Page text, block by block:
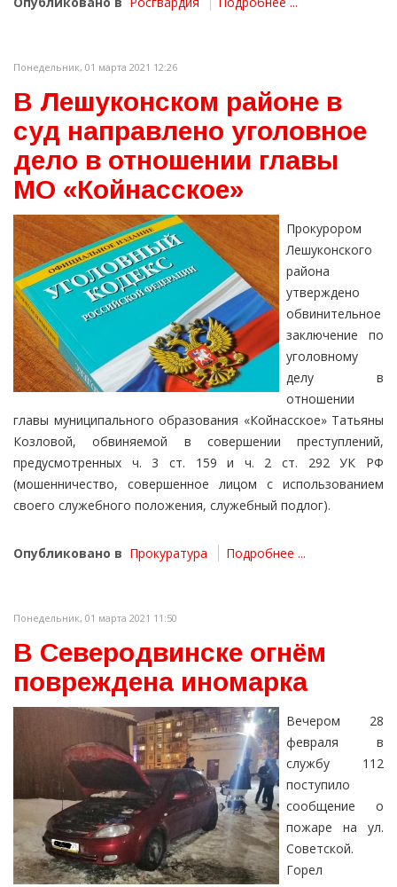
Понедельник, 01 марта 2021 12:26
В Лешуконском районе в
суд направлено уголовное
дело в отношении главы
МО «Койнасское»
Прокурором
Лешуконского
района
утверждено
обвинительное
заключение по
уголовному
делу в
отношении
главы муниципального образования «Койнасское» Татьяны
Козловой, обвиняемой в совершении преступлений,
предусмотренных ч. 3 ст. 159 и ч. 2 ст. 292 УК РФ
(мошенничество, совершенное лицом с использованием
своего служебного положения, служебный подлог).
Опубликовано в Прокуратура Подробнее ...
Понедельник, 01 марта 2021 11:50
В Северодвинске огнём
повреждена иномарка
Вечером 28
февраля в
службу 112
поступило
сообщение о
пожаре на ул.
Советской.
Горел